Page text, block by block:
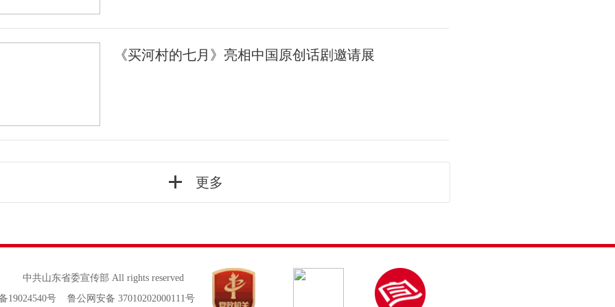
《买河村的七月》亮相中国原创话剧邀请展
更多
中共山东省委宣传部 All rights reserved
19024540号 鲁公网安备 37010202000111号